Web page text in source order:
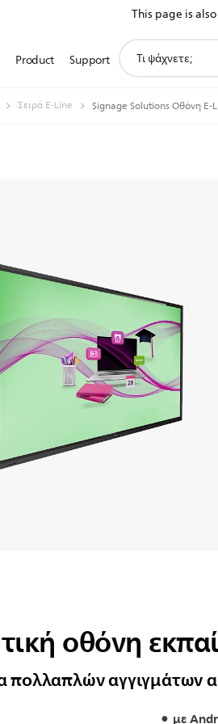
This page is
Product Support
search
Σειρά E-Line Signage Solutions Οθόνη E-
οθόνη
πολλαπλών αγγιγμάτων
με